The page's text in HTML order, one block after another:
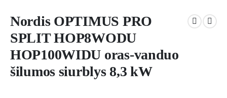
Nordis OPTIMUS PRO
SPLIT HOP8WODU
HOP100WIDU oras-vanduo
šilumos siurblys 8,3 kW